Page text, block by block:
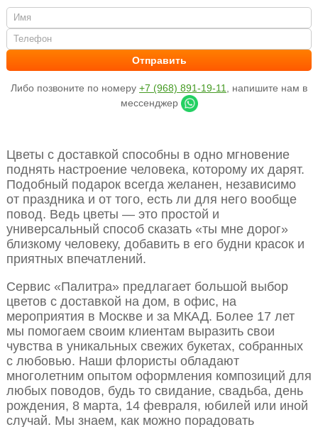
Либо позвоните по номеру +7 (968) 891-19-11
, напишите нам в
мессенджер
Цветы с доставкой способны в одно мгновение
поднять настроение человека, которому их дарят.
Подобный подарок всегда желанен, независимо
от праздника и от того, есть ли для него вообще
повод. Ведь цветы — это простой и
универсальный способ сказать «ты мне дорог»
близкому человеку, добавить в его будни красок и
приятных впечатлений.
Сервис «Палитра» предлагает большой выбор
цветов с доставкой на дом, в офис, на
мероприятия в Москве и за МКАД. Более 17 лет
мы помогаем своим клиентам выразить свои
чувства в уникальных свежих букетах, собранных
с любовью. Наши флористы обладают
многолетним опытом оформления композиций для
любых поводов, будь то свидание, свадьба, день
рождения, 8 марта, 14 февраля, юбилей или иной
случай. Мы знаем, как можно порадовать